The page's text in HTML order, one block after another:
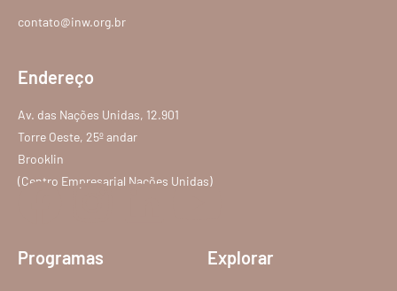
contato@inw.org.br
Endereço
Av. das Nações Unidas, 12.901
Torre Oeste, 25º andar
Brooklin
(Centro Empresarial Nações Unidas)
Programas Explorar